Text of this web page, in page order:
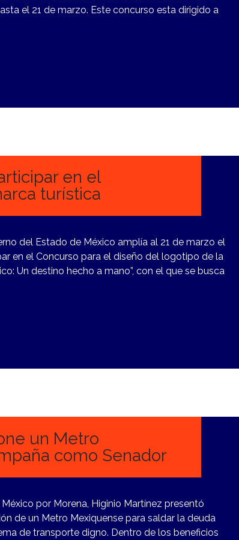
el 21 de marzo. Este concurso esta dirigido a
en el
turística
del Estado de México amplía al 21 de marzo el
en el Concurso para el diseño del logotipo de la
Un destino hecho a mano”, con el que se busca
un Metro
como Senador
por Morena, Higinio Martínez presentó
de un Metro Mexiquense para saldar la deuda
de transporte digno. Dentro de los beneficios